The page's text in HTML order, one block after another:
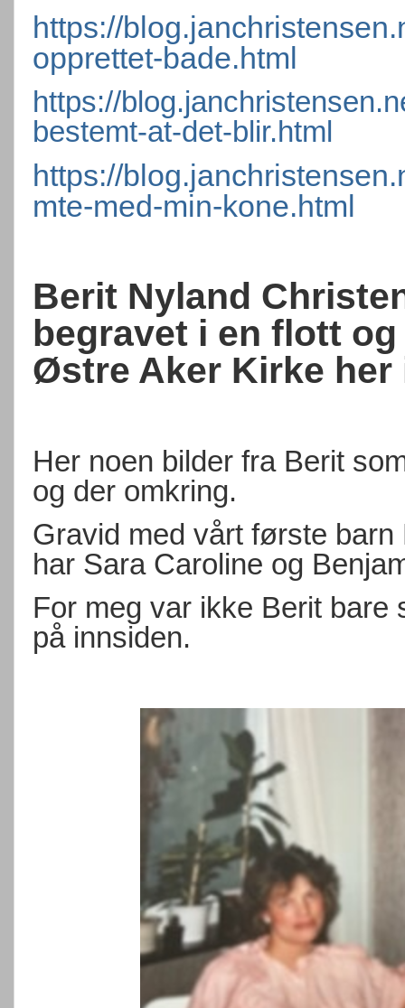
https://
opprettet-bade.html
https://
bestemt-at-det-blir.html
https://
mte-med-min-kone.html
Berit Nyland
begravet i en flott
Østre Aker Kirke her
Her noen bilder fra Berit
og der omkring.
Gravid med vårt første
har Sara Caroline og
For meg var ikke Berit bare
på innsiden.